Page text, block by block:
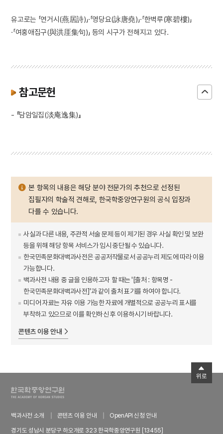
유고로는 「연거시(燕居詩)」·「영당요(詠唐堯)」·「한벽루(寒碧樓)」
·「여홍애집구(與洪厓集句)」 등의 시구가 전해지고 있다.
참고문헌
- 『담암일집(淡庵逸集)』
본 항목의 내용은 해당 분야 전문가의 추천으로 선정된
집필자의 학술적 견해로, 한국학중앙연구원의 공식 입장과
다를 수 있습니다.
사실과 다른 내용, 주관적 서술 문제 등이 제기된 경우 사실 확인 및 보완
등을 위해 해당 항목 서비스가 임시 중단될 수 있습니다.
한국민족문화대백과사전은 공공저작물로서 공공누리 제도에 따라 이용
가능합니다.
백과사전 내용 중 글을 인용하고자 할 때는 '[출처 : 항목명 -
한국민족문화대백과사전]'과 같이 출처 표기를 하여야 합니다.
미디어 자료는 자유 이용 가능한 자료에 개별적으로 공공누리 표시를
부착하고 있으므로 이를 확인하신 후 이용하시기 바랍니다.
콘텐츠 이용 안내
백과사전 소개 콘텐츠 이용 안내
OpenAPI 신청 안내
경기도 성남시 분당구 하오개로 323 한국학중앙연구원 [13455]
위로